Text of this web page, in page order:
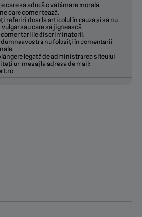
care să aducă o vătămare morală
care comentează.
referiri doar la articolul în cauză și să nu
sau care să jignească.
comentariile discriminatorii.
nu folosiți în comentarii
legată de administrarea siteului
un mesaj la adresa de mail: